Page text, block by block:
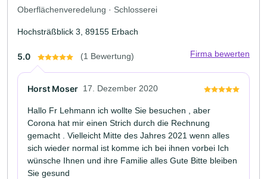
Oberflächenveredelung · Schlosserei
Hochsträßblick 3, 89155 Erbach
5.0 (1 Bewertung) Firma bewerten
Horst Moser 17. Dezember 2020
Hallo Fr Lehmann ich wollte Sie besuchen , aber
Corona hat mir einen Strich durch die Rechnung
gemacht . Vielleicht Mitte des Jahres 2021 wenn alles
sich wieder normal ist komme ich bei ihnen vorbei Ich
wünsche Ihnen und ihre Familie alles Gute Bitte bleiben
Sie gesund